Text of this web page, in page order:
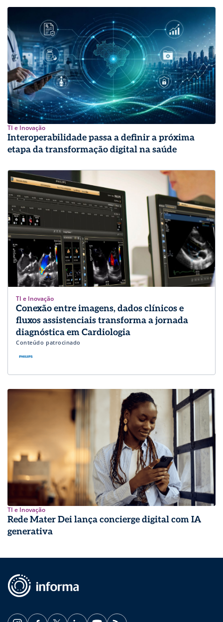
TI e Inovação
Interoperabilidade passa a definir a próxima
etapa da transformação digital na saúde
TI e Inovação
Conexão entre imagens, dados clínicos e
fluxos assistenciais transforma a jornada
diagnóstica em Cardiologia
Conteúdo patrocinado
TI e Inovação
Rede Mater Dei lança concierge digital com IA
generativa